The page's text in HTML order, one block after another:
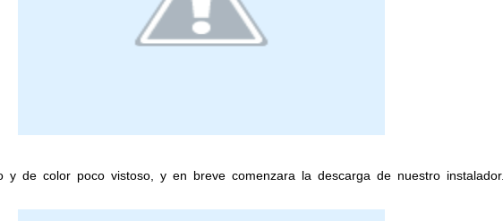
de color poco vistoso, y en breve comenzara la descarga de nuestro instalador.